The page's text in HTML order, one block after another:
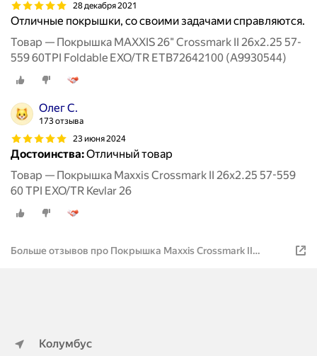
28 декабря 2021
Отличные покрышки, со своими задачами справляются.
Товар — Покрышка MAXXIS 26" Crossmark II 26x2.25 57-
559 60TPI Foldable EXO/TR ETB72642100 (A9930544)
Олег С.
173 отзыва
23 июня 2024
Достоинства:Отличный товар
Товар — Покрышка Maxxis Crossmark II 26x2.25 57-559
60 TPI EXO/TR Kevlar 26
Больше отзывов про Покрышка Maxxis Crossmark II
Колумбус